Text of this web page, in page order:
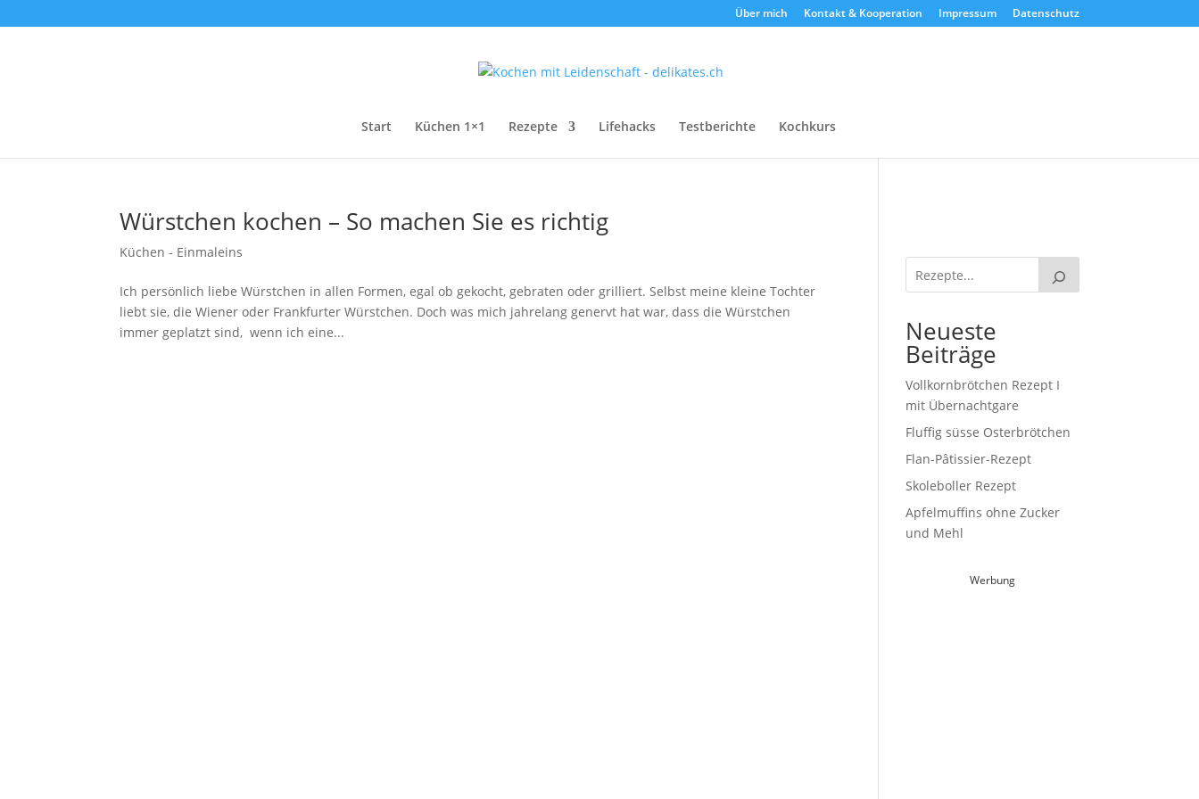
Über mich Kontakt & Kooperation Impressum Datenschutz
Start Küchen 1×1 Rezepte Lifehacks Testberichte Kochkurs
Würstchen kochen – So machen Sie es richtig
Küchen - Einmaleins
Ich persönlich liebe Würstchen in allen Formen, egal ob gekocht, gebraten oder grilliert. Selbst meine kleine Tochter
liebt sie, die Wiener oder Frankfurter Würstchen. Doch was mich jahrelang genervt hat war, dass die Würstchen
immer geplatzt sind, wenn ich eine...
Neueste
Beiträge
Vollkornbrötchen Rezept I
mit Übernachtgare
Fluffig süsse Osterbrötchen
Flan-Pâtissier-Rezept
Skoleboller Rezept
Apfelmuffins ohne Zucker
und Mehl
Werbung